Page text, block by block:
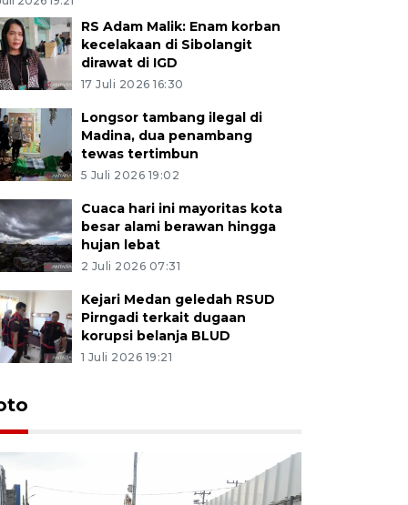
RS Adam Malik: Enam korban
kecelakaan di Sibolangit
dirawat di IGD
17 Juli 2026 16:30
Longsor tambang ilegal di
Madina, dua penambang
tewas tertimbun
5 Juli 2026 19:02
Cuaca hari ini mayoritas kota
besar alami berawan hingga
hujan lebat
2 Juli 2026 07:31
Kejari Medan geledah RSUD
Pirngadi terkait dugaan
korupsi belanja BLUD
1 Juli 2026 19:21